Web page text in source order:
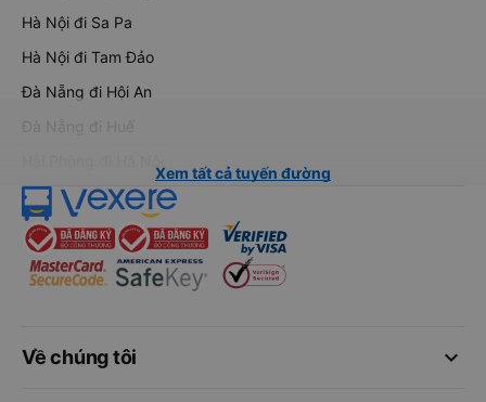
Hà Nội đi Sa Pa
Hà Nội đi Tam Đảo
Đà Nẵng đi Hội An
Đà Nẵng đi Huế
Xem tất cả tuyến đường
keyboard_arrow_down
Về chúng tôi